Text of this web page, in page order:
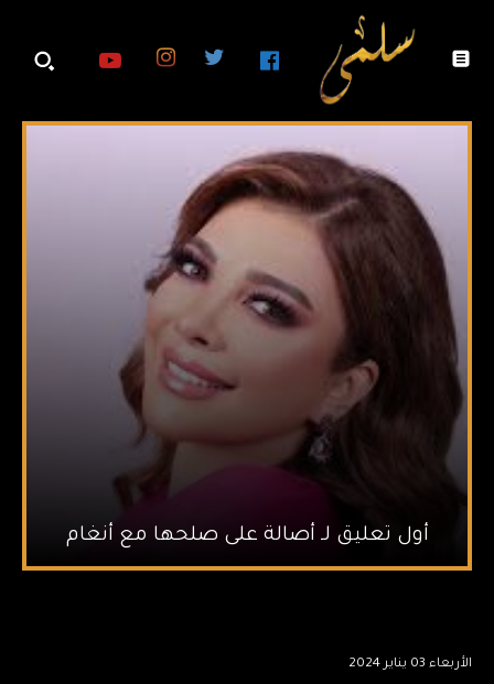
أول تعليق لـ أصالة على صلحها مع أنغام
الأربعاء 03 يناير 2024